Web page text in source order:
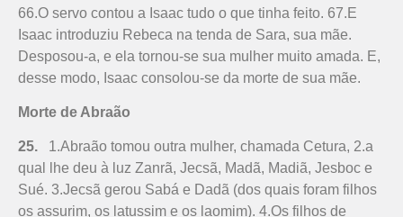
66.O servo contou a Isaac tudo o que tinha feito. 67.E
Isaac introduziu Rebeca na tenda de Sara, sua mãe.
Desposou-a, e ela tornou-se sua mulher muito amada. E,
desse modo, Isaac consolou-se da morte de sua mãe.
Morte de Abraão
25. 1.Abraão tomou outra mu­lher, chamada Cetura, 2.a
qual lhe deu à luz Zanrã, Jecsã, Madã, Madiã, Jesboc e
Sué. 3.Jecsã gerou Sabá e Dadã (dos quais foram filhos
os assurim, os latussim e os laomim). 4.Os filhos de